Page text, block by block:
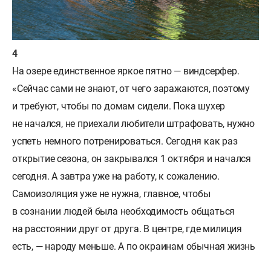
На озере единственное яркое пятно — виндсерфер.
«Сейчас сами не знают, от чего заражаются, поэтому
и требуют, чтобы по домам сидели. Пока шухер
не начался, не приехали любители штрафовать, нужно
успеть немного потренироваться. Сегодня как раз
открытие сезона, он закрывался 1 октября и начался
сегодня. А завтра уже на работу, к сожалению.
Самоизоляция уже не нужна, главное, чтобы
в сознании людей была необходимость общаться
на расстоянии друг от друга. В центре, где милиция
есть, — народу меньше. А по окраинам обычная жизнь